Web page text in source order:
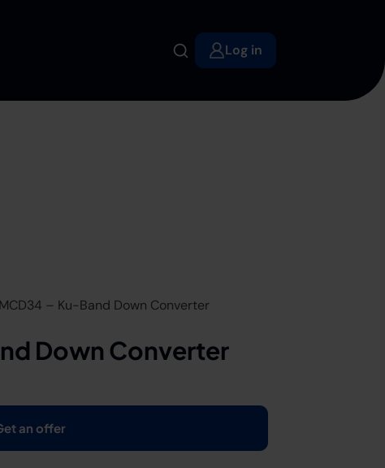
Log in
– Ku-Band Down Converter
Down Converter
an offer